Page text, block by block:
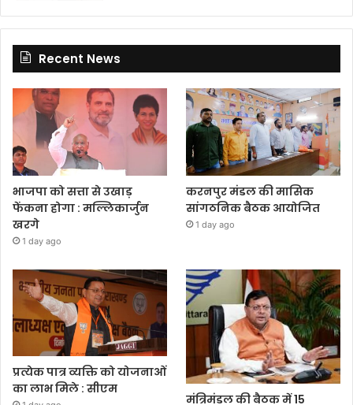
Recent News
भाजपा को सत्ता से उखाड़
फेंकना होगा : मल्लिकार्जुन
खरगे
1 day ago
करनपुर मंडल की मासिक
सांगठनिक बैठक आयोजित
1 day ago
प्रत्येक पात्र व्यक्ति को योजनाओं
का लाभ मिले : सीएम
मंत्रिमंडल की बैठक में 15